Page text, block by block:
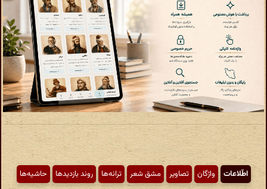
اطّلاعات واژگان تصاویر مشق شعر ترانه‌ها روند بازدیدها حاشیه‌ها